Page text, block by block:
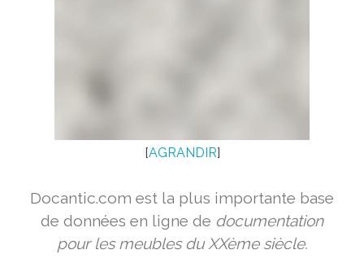
[AGRANDIR]
Docantic.com est la plus importante base
de données en ligne de documentation
pour les meubles du XXème siècle.